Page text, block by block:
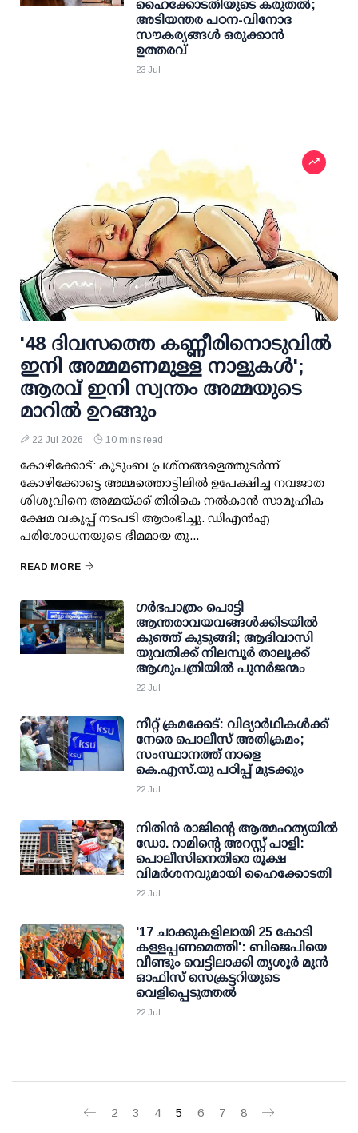
ഹൈക്കോടതിയുടെ കരുതല്‍;
അടിയന്തര പഠന-വിനോദ
സൗകര്യങ്ങള്‍ ഒരുക്കാന്‍
ഉത്തരവ്
23 Jul
'48 ദിവസത്തെ കണ്ണീരിനൊടുവില്‍
ഇനി അമ്മമണമുള്ള നാളുകള്‍';
ആരവ് ഇനി സ്വന്തം അമ്മയുടെ
മാറില്‍ ഉറങ്ങും
22 Jul 2026 10 mins read
കോഴിക്കോട്: കുടുംബ പ്രശ്‌നങ്ങളെത്തുടര്‍ന്ന്
കോഴിക്കോട്ടെ അമ്മത്തൊട്ടിലില്‍ ഉപേക്ഷിച്ച നവജാത
ശിശുവിനെ അമ്മയ്ക്ക് തിരികെ നല്‍കാന്‍ സാമൂഹിക
ക്ഷേമ വകുപ്പ് നടപടി ആരംഭിച്ചു. ഡിഎന്‍എ
പരിശോധനയുടെ ഭീമമായ തു...
READ MORE
ഗര്‍ഭപാത്രം പൊട്ടി
ആന്തരാവയവങ്ങള്‍ക്കിടയില്‍
കുഞ്ഞ് കുടുങ്ങി; ആദിവാസി
യുവതിക്ക് നിലമ്പൂര്‍ താലൂക്ക്
ആശുപത്രിയില്‍ പുനര്‍ജന്മം
22 Jul
നീറ്റ് ക്രമക്കേട്: വിദ്യാര്‍ഥികള്‍ക്ക്
നേരെ പൊലീസ് അതിക്രമം;
സംസ്ഥാനത്ത് നാളെ
കെ.എസ്.യു പഠിപ്പ് മുടക്കും
22 Jul
നിതിന്‍ രാജിന്റെ ആത്മഹത്യയില്‍
ഡോ. റാമിന്റെ അറസ്റ്റ് പാളി:
പൊലീസിനെതിരെ രൂക്ഷ
വിമര്‍ശനവുമായി ഹൈക്കോടതി
22 Jul
'17 ചാക്കുകളിലായി 25 കോടി
കള്ളപ്പണമെത്തി': ബിജെപിയെ
വീണ്ടും വെട്ടിലാക്കി തൃശൂര്‍ മുന്‍
ഓഫിസ് സെക്രട്ടറിയുടെ
വെളിപ്പെടുത്തല്‍
22 Jul
2 3 4 5 6 7 8